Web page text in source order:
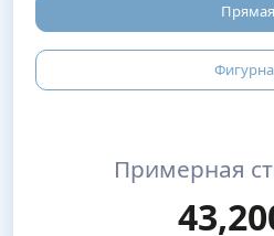
Прямая
Примерная